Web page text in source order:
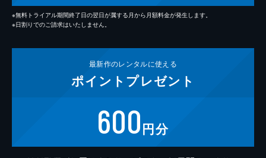
※無料トライアル期間終了日の翌日が属する月から月額料金が発生します。
※日割りでのご請求はいたしません。
最新作のレンタルに使える
ポイント プレゼント
600円分